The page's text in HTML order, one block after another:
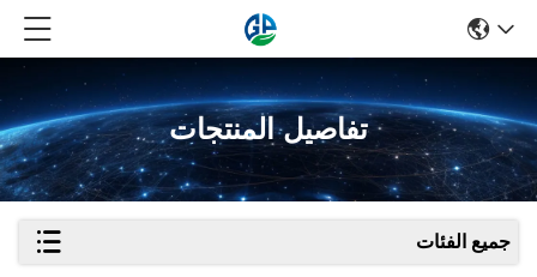
تفاصيل المنتجات
جميع الفئات